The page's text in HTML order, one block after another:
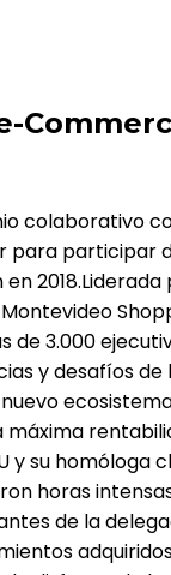
colaborativo
para
de 3.000
y desafíos
su homóloga
horas
de la